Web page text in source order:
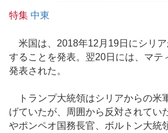
特集 中東
米国は、2018年12月19日にシリア
することを発表。翌20日には、マテ
発表された。
トランプ大統領はシリアからの米
げていたが、周囲から反対されてい
やポンペオ国務長官、ボルトン大統